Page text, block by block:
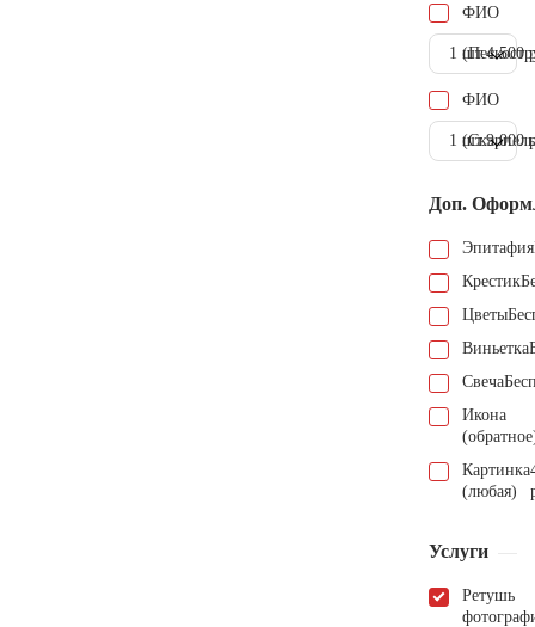
ФИО
1 шт.4.500
ФИО
1 шт.9.000
Доп.
Эпитафия
Крестик
Цветы
Виньетка
Свеча
Икона
Картинка
(любая)
Услуги
Ретушь